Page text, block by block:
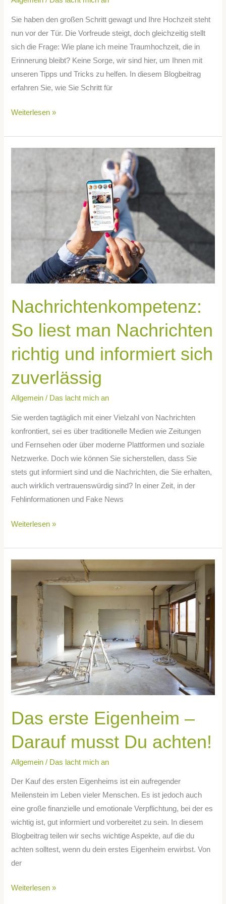
Sie haben den großen Schritt gewagt und Ihre Hochzeit steht
nun vor der Tür. Die Vorfreude steigt, doch gleichzeitig stellt
sich die Frage: Wie plane ich meine Traumhochzeit, die in
Erinnerung bleibt? Keine Sorge, wir sind hier, um Ihnen mit
unseren Tipps und Tricks zu helfen. In diesem Blogbeitrag
erfahren Sie, wie Sie Schritt für
Weiterlesen »
Nachrichtenkompetenz:
So liest man Nachrichten
richtig und informiert sich
zuverlässig
Allgemein / Das lacht mich an
Sie werden tagtäglich mit einer Vielzahl von Nachrichten
konfrontiert, sei es über traditionelle Medien wie Zeitungen
und Fernsehen oder über moderne Plattformen und soziale
Netzwerke. Doch wie können Sie sicherstellen, dass Sie
stets gut informiert sind und die Nachrichten, die Sie erhalten,
auch wirklich vertrauenswürdig sind? In einer Zeit, in der
Fehlinformationen und Fake News
man
zuverlässig
Weiterlesen »
Das erste Eigenheim –
Darauf musst Du achten!
Allgemein / Das lacht mich an
Der Kauf des ersten Eigenheims ist ein aufregender
Meilenstein im Leben vieler Menschen. Es ist jedoch auch
eine große finanzielle und emotionale Verpflichtung, bei der es
wichtig ist, gut informiert und vorbereitet zu sein. In diesem
Blogbeitrag teilen wir sechs wichtige Aspekte, auf die du
achten solltest, wenn du dein erstes Eigenheim erwirbst. Von
der
Eigenheim
Darauf
Du
achten!
Weiterlesen »